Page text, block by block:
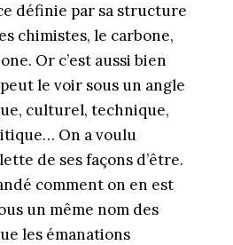
définie par sa structure
chimistes, le carbone,
Or c’est aussi bien
le voir sous un angle
culturel, technique,
On a voulu
de ses façons d’être.
comment on en est
un même nom des
les émanations